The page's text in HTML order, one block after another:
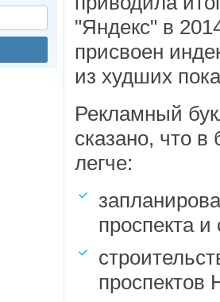
"Яндекс" в
присвоен
из худших
Рекламный
сказано, что
легче:
проспекта и
проспектов